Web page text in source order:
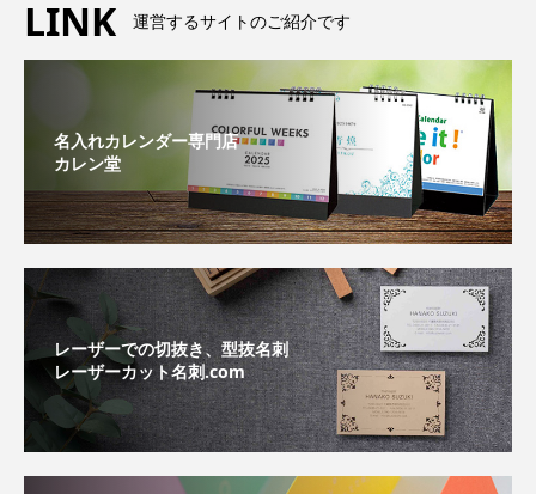
LINK 運営するサイトのご紹介です
名入れカレンダー専門店
カレン堂
レーザーでの切抜き、型抜名刺
レーザーカット名刺.com